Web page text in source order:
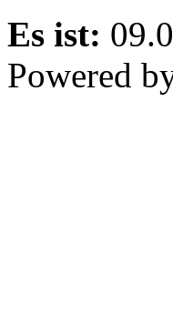
Es ist:
Powered